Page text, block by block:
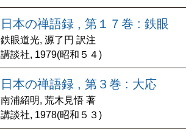
日本の禅語録 , 第１７巻 : 鉄眼
鉄眼道光, 源了円 訳注
講談社, 1979(昭和５４)
日本の禅語録 , 第３巻 : 大応
南浦紹明, 荒木見悟 著
講談社, 1978(昭和５３)